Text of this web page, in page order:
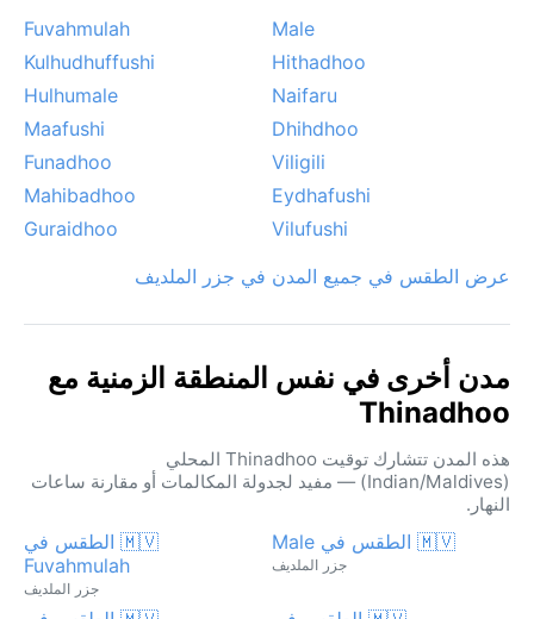
Male
Fuvahmulah
Hithadhoo
Kulhudhuffushi
Naifaru
Hulhumale
Dhihdhoo
Maafushi
Viligili
Funadhoo
Eydhafushi
Mahibadhoo
Vilufushi
Guraidhoo
عرض الطقس في جميع المدن في جزر الملديف
مدن أخرى في نفس المنطقة الزمنية مع
Thinadhoo
هذه المدن تتشارك توقيت Thinadhoo المحلي
(Indian/Maldives) — مفيد لجدولة المكالمات أو مقارنة ساعات
النهار.
🇲🇻 الطقس في Male
جزر الملديف
🇲🇻 الطقس في
Fuvahmulah
جزر الملديف